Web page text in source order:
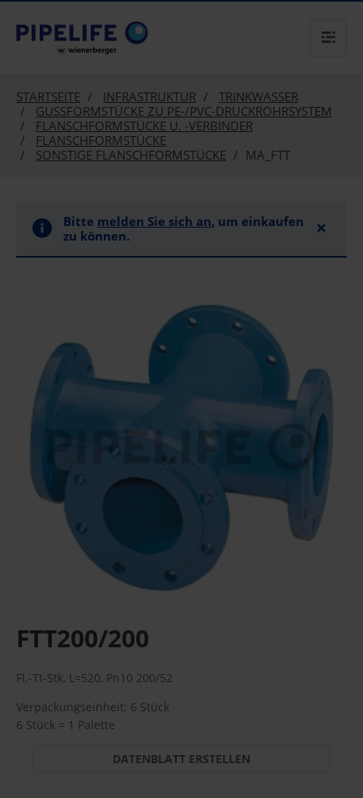
text.skipToContent
text.skipToNavigation
STARTSEITE INFRASTRUKTUR
TRINKWASSER
GUSSFORMSTÜCKE ZU PE-/PVC-DRUCKROHRSYSTEM
FLANSCHFORMSTÜCKE U. -VERBINDER
FLANSCHFORMSTÜCKE
SONSTIGE FLANSCHFORMSTÜCKE
MA_FTT
Bitte melden Sie sich an, um einkaufen
zu können.
×
FTT200/200
Fl.-Tt-Stk, L=520, Pn10 200/52
Verpackungseinheit: 6 Stück
6 Stück = 1 Palette
DATENBLATT ERSTELLEN